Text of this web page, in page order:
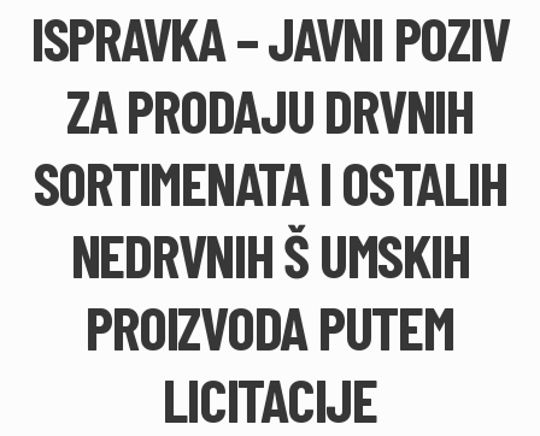
ISPRAVKA – JAVNI POZIV
ZA PRODAJU DRVNIH
SORTIMENATA I OSTALIH
NEDRVNIH Š UMSKIH
PROIZVODA PUTEM
LICITACIJE